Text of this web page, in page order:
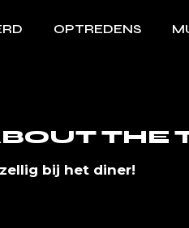
OPTREDENS
THE
bij het diner!